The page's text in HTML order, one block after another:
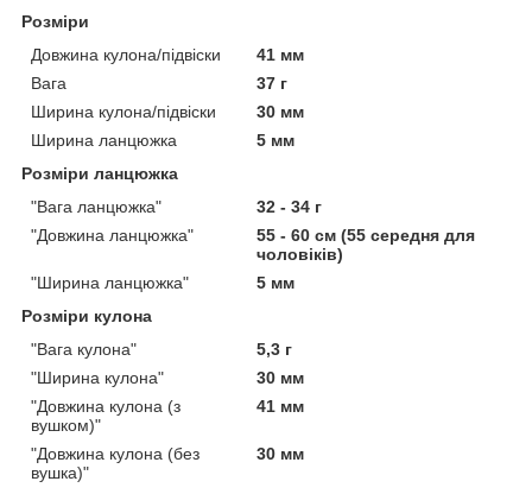
Розміри
Довжина кулона/підвіски
41 мм
Вага
37 г
Ширина кулона/підвіски
30 мм
Ширина ланцюжка
5 мм
Розміри ланцюжка
"Вага ланцюжка"
32 - 34 г
"Довжина ланцюжка"
55 - 60 см (55 середня для
чоловіків)
"Ширина ланцюжка"
5 мм
Розміри кулона
"Вага кулона"
5,3 г
"Ширина кулона"
30 мм
"Довжина кулона (з
вушком)"
41 мм
"Довжина кулона (без
вушка)"
30 мм